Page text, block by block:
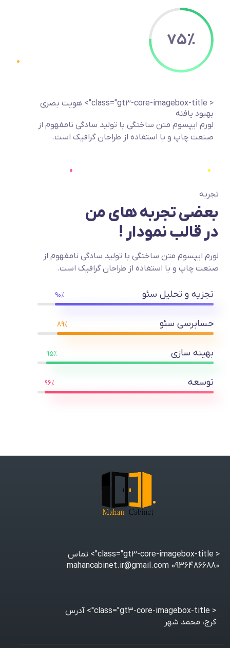
75%
< class="gt3-core-imagebox-title">
هویت بصری
بهبود یافته
لورم ایپسوم متن ساختگی با تولید سادگی نامفهوم از
صنعت چاپ و با استفاده از طراحان گرافیک است.
تجربه
بعضی تجربه های من
در قالب نمودار !
لورم ایپسوم متن ساختگی با تولید سادگی نامفهوم از
صنعت چاپ و با استفاده از طراحان گرافیک است.
تجزیه و تحلیل سئو 90%
حسابرسی سئو 89%
بهینه سازی 95%
توسعه 96%
< class="gt3-core-imagebox-title">
تماس
09364866880 mahancabinet.ir@gmail.com
< class="gt3-core-imagebox-title">
آدرس
کرج، محمد شهر